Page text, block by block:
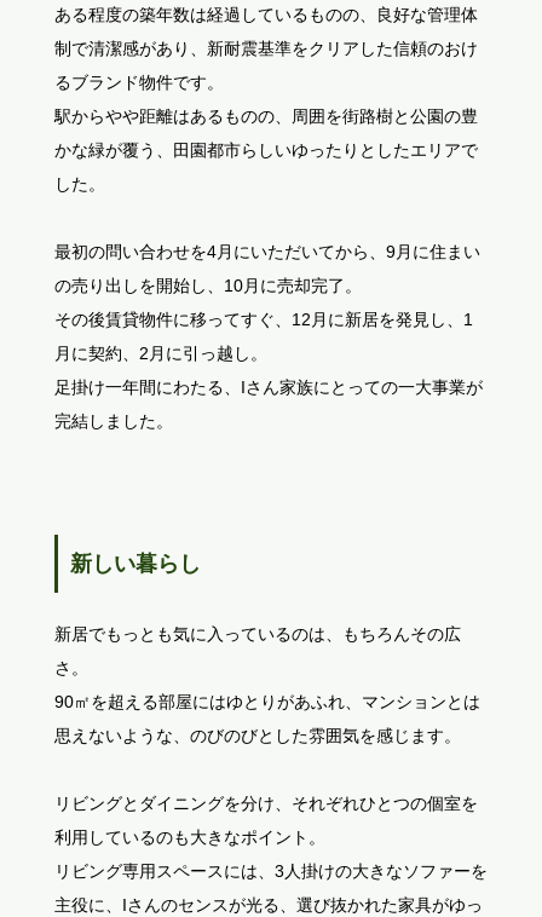
ある程度の築年数は経過しているものの、良好な管理体
制で清潔感があり、新耐震基準をクリアした信頼のおけ
るブランド物件です。
駅からやや距離はあるものの、周囲を街路樹と公園の豊
かな緑が覆う、田園都市らしいゆったりとしたエリアで
した。
最初の問い合わせを4月にいただいてから、9月に住まい
の売り出しを開始し、10月に売却完了。
その後賃貸物件に移ってすぐ、12月に新居を発見し、1
月に契約、2月に引っ越し。
足掛け一年間にわたる、Iさん家族にとっての一大事業が
完結しました。
新しい暮らし
新居でもっとも気に入っているのは、もちろんその広
さ。
90㎡を超える部屋にはゆとりがあふれ、マンションとは
思えないような、のびのびとした雰囲気を感じます。
リビングとダイニングを分け、それぞれひとつの個室を
利用しているのも大きなポイント。
リビング専用スペースには、3人掛けの大きなソファーを
主役に、Iさんのセンスが光る、選び抜かれた家具がゆっ